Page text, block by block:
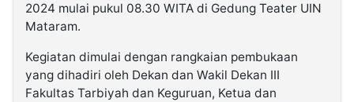
2024 mulai pukul 08.30 WITA di Gedung Teater UIN
Mataram.
Kegiatan dimulai dengan rangkaian pembukaan
yang dihadiri oleh Dekan dan Wakil Dekan III
Fakultas Tarbiyah dan Keguruan, Ketua dan